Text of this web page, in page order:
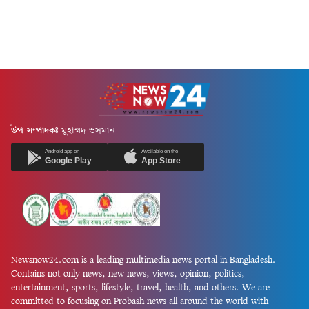
উপ-সম্পাদকঃ মুহাম্মদ ওসমান
Android app on
Google Play
Available on the
App Store
Newsnow24.com is a leading multimedia news portal in Bangladesh.
Contains not only news, new news, views, opinion, politics,
entertainment, sports, lifestyle, travel, health, and others. We are
committed to focusing on Probash news all around the world with